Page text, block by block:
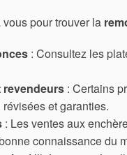
pour trouver la
: Consultez les
: Certains
et garanties.
: Les ventes aux
connaissance du